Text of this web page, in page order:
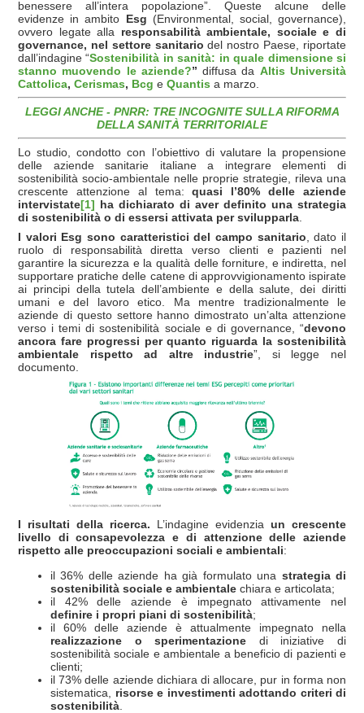
benessere all’intera popolazione”. Queste alcune delle
evidenze in ambito Esg (Environmental, social, governance),
ovvero legate alla responsabilità ambientale, sociale e di
governance, nel settore sanitario del nostro Paese, riportate
dall’indagine “Sostenibilità in sanità: in quale dimensione si
stanno muovendo le aziende?”diffusa da Altis Università
Cattolica, Cerismas, Bcg e Quantis a marzo.
LEGGI ANCHE - PNRR: TRE INCOGNITE SULLA RIFORMA
DELLA SANITÀ TERRITORIALE
Lo studio, condotto con l’obiettivo di valutare la propensione
delle aziende sanitarie italiane a integrare elementi di
sostenibilità socio-ambientale nelle proprie strategie, rileva una
crescente attenzione al tema:quasi l’80% delle aziende
intervistate[1] ha dichiarato di aver definito una strategia
di sostenibilità o di essersi attivata per svilupparla
I valori Esg sono caratteristici del campo sanitario , dato il
ruolo di responsabilità diretta verso clienti e pazienti nel
garantire la sicurezza e la qualità delle forniture, e indiretta, nel
supportare pratiche delle catene di approvvigionamento ispirate
ai principi della tutela dell’ambiente e della salute, dei diritti
umani e del lavoro etico. Ma mentre tradizionalmente le
aziende di questo settore hanno dimostrato un’alta attenzione
verso i temi di sostenibilità sociale e di governance, “devono
ancora fare progressi per quanto riguarda la sostenibilità
ambientale rispetto ad altre industrie”, si legge nel
documento.
I risultati della ricerca. L’indagine evidenzia un crescente
livello di consapevolezza e di attenzione delle aziende
rispetto alle preoccupazioni sociali e ambientali:
il 36% delle aziende ha già formulato una strategia di
sostenibilità sociale e ambientale chiara e articolata;
il 42% delle aziende è impegnato attivamente nel
definire i propri piani di sostenibilità;
il 60% delle aziende è attualmente impegnato nella
realizzazione o sperimentazione di iniziative di
sostenibilità sociale e ambientale a beneficio di pazienti e
clienti;
il 73% delle aziende dichiara di allocare, pur in forma non
sistematica, risorse e investimenti adottando criteri di
sostenibilità